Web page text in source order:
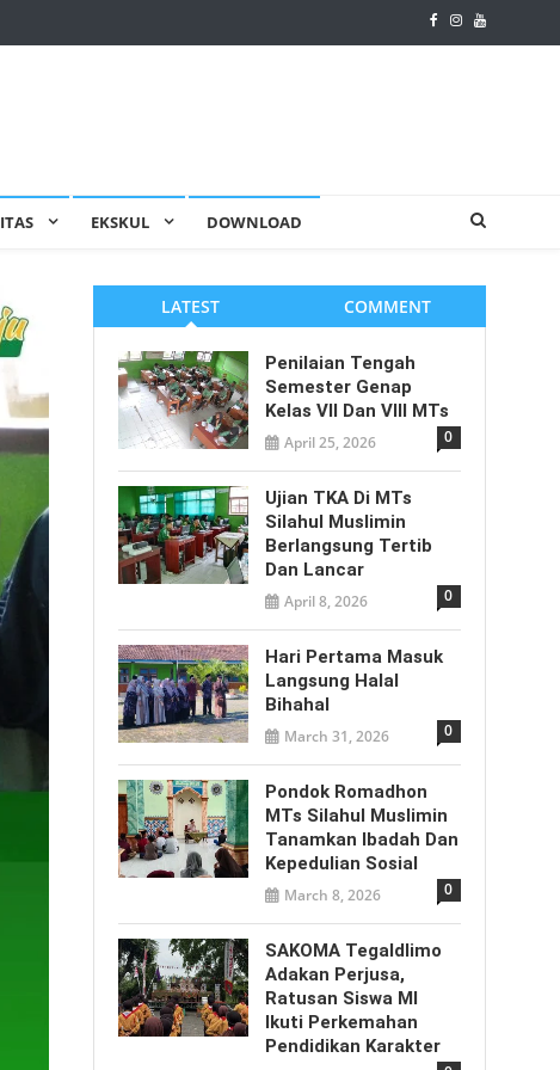
EKSKUL DOWNLOAD
LATEST COMMENT
Penilaian Tengah
Semester Genap
Kelas VII Dan VIII MTs
April 25, 2026 0
Ujian TKA Di MTs
Silahul Muslimin
Berlangsung Tertib
Dan Lancar
April 8, 2026 0
Hari Pertama Masuk
Langsung Halal
Bihahal
March 31, 2026 0
Pondok Romadhon
MTs Silahul Muslimin
Tanamkan Ibadah Dan
Kepedulian Sosial
March 8, 2026 0
SAKOMA Tegaldlimo
Adakan Perjusa,
Ratusan Siswa MI
Ikuti Perkemahan
Pendidikan Karakter